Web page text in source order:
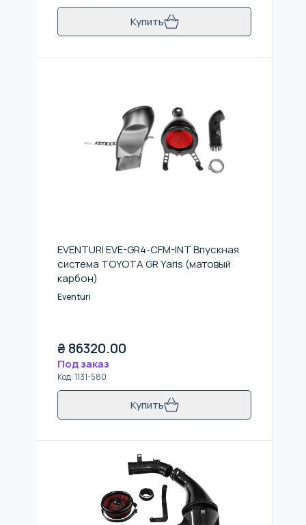
Купить
EVENTURI EVE-GR4-CFM-INT Впускная
система TOYOTA GR Yaris (матовый
карбон)
Eventuri
₴ 86320.00
Под заказ
Код:1131-580
Купить